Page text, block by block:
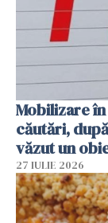
Mobilizare
căutări,
văzut un
27 IULIE 2026